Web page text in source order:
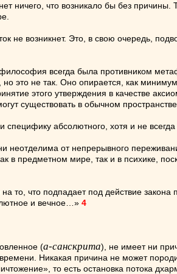
ничего, что возникало бы без
не возникнет. Это, в свою очередь,
всегда была противником
но это не так. Оно опирается, как
этого утверждения в качестве
существовать в обычном
абсолютного, хотя и не
от непрерывного
в предметном мире, так и в психике,
то, что подпадает под действие закона
и вечное…» 4
(а-санскрита), не имеет ни
Никакая причина не может
то есть остановка потока